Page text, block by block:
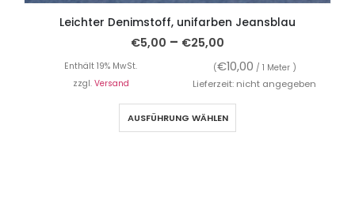
Leichter Denimstoff, unifarben Jeansblau
€5,00 – €25,00
Enthält 19% MwSt. (€10,00 / 1 Meter )
zzgl. Versand Lieferzeit: nicht angegeben
AUSFÜHRUNG WÄHLEN